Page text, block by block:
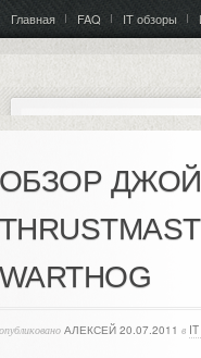
Главная FAQ IT обзоры
АЛЕКСЕЙ 20.07.2011 в